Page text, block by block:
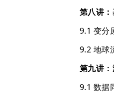
第八讲
9.1 变分
9.2 地球
第九讲
9.1 数据